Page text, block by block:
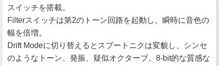
スイッチを搭載。
Filterスイッチは第2のトーン回路を起動し、瞬時に音色の
幅を倍増。
Drift Modeに切り替えるとスプートニクは変貌し、シンセ
のようなトーン、発振、疑似オクターブ、8-bit的な質感な